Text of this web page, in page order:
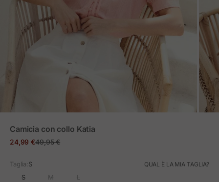
Camicia con collo Katia
Prezzo in offerta
24,99 €Prezzo normale
49,95 €
Taglia:S QUAL È LA MIA TAGLIA?
S M L